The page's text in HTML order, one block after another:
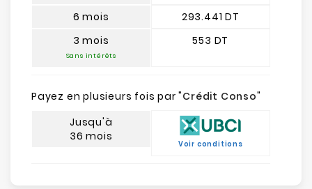
6 mois
3 mois
Sans intérêts
293.441 DT
553 DT
Payez en plusieurs fois par "Crédit Conso"
Jusqu'à
36 mois
Voir conditions